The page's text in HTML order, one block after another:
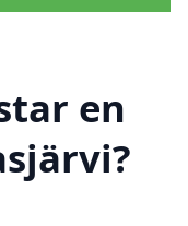
en